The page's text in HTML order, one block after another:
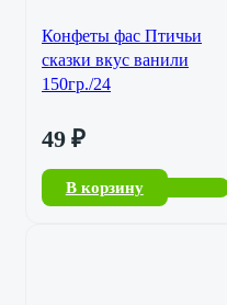
Конфеты фас Птичьи
сказки вкус ванили
150гр./24
49 ₽
В корзину